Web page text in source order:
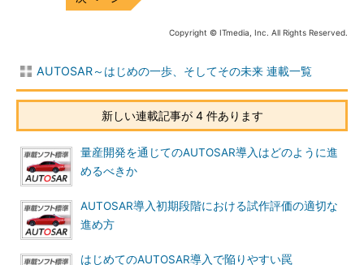
Copyright © ITmedia, Inc. All Rights Reserved.
AUTOSAR～はじめの一歩、そしてその未来 連載一覧
新しい連載記事が 4 件あります
量産開発を通じてのAUTOSAR導入はどのように進
めるべきか
AUTOSAR導入初期段階における試作評価の適切な
進め方
はじめてのAUTOSAR導入で陥りやすい罠